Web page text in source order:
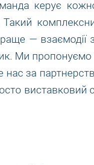
керує
Такий
— взаємодії
Ми пропонуємо
нас за
виставковий